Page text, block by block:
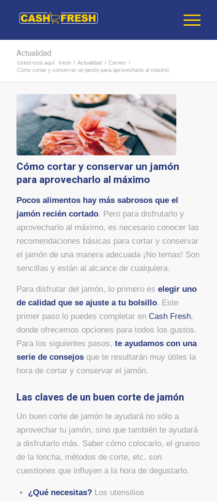
Actualidad
Usted está aquí: Inicio / Actualidad / Carnes /
Cómo cortar y conservar un jamón para aprovecharlo al máximo
Cómo cortar y conservar un jamón
para aprovecharlo al máximo
Pocos alimentos hay más sabrosos que el
jamón recién cortado. Pero para disfrutarlo y
aprovecharlo al máximo, es necesario conocer las
recomendaciones básicas para cortar y conservar
el jamón de una manera adecuada ¡No temas! Son
sencillas y están al alcance de cualquiera.
Para disfrutar del jamón, lo primero es elegir uno
de calidad que se ajuste a tu bolsillo. Este
primer paso lo puedes completar en Cash Fresh,
donde ofrecemos opciones para todos los gustos.
Para los siguientes pasos, te ayudamos con una
serie de consejosque te resultarán muy útiles la
hora de cortar y conservar el jamón.
Las claves de un buen corte de jamón
Un buen corte de jamón te ayudará no sólo a
aprovechar tu jamón, sino que también te ayudará
a disfrutarlo más. Saber cómo colocarlo, el grueso
de la loncha, métodos de corte, etc. son
cuestiones que influyen a la hora de degustarlo.
¿Qué necesitas?Los utensilios